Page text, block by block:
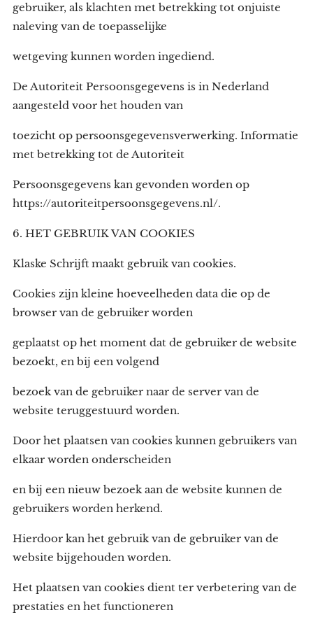
gebruiker, als klachten met betrekking tot onjuiste
naleving van de toepasselijke
wetgeving kunnen worden ingediend.
De Autoriteit Persoonsgegevens is in Nederland
aangesteld voor het houden van
toezicht op persoonsgegevensverwerking. Informatie
met betrekking tot de Autoriteit
Persoonsgegevens kan gevonden worden op
https://autoriteitpersoonsgegevens.nl/.
6. HET GEBRUIK VAN COOKIES
Klaske Schrijft maakt gebruik van cookies.
Cookies zijn kleine hoeveelheden data die op de
browser van de gebruiker worden
geplaatst op het moment dat de gebruiker de website
bezoekt, en bij een volgend
bezoek van de gebruiker naar de server van de
website teruggestuurd worden.
Door het plaatsen van cookies kunnen gebruikers van
elkaar worden onderscheiden
en bij een nieuw bezoek aan de website kunnen de
gebruikers worden herkend.
Hierdoor kan het gebruik van de gebruiker van de
website bijgehouden worden.
Het plaatsen van cookies dient ter verbetering van de
prestaties en het functioneren